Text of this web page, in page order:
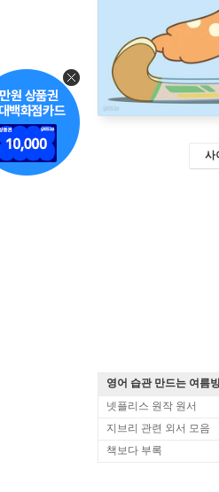
사
영어 습관 만드는 여름
넷플리스 원작 원서
지브리 관련 외서 모음
책보다 부록